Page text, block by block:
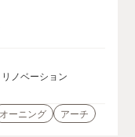
ノベーション
オーニング アーチ